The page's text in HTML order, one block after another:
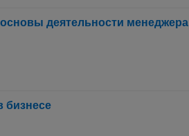
деятельности менеджера
бизнесе